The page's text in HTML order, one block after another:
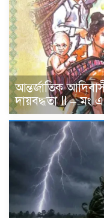
আন্তর্জাতিক
দায়বদ্ধতা II – মং